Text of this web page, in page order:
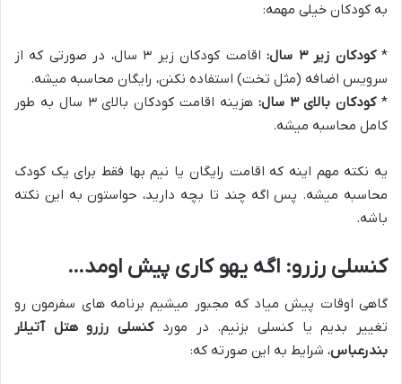
به کودکان خیلی مهمه:
*کودکان زیر ۳ سال:
اقامت کودکان زیر ۳ سال، در صورتی که از
سرویس اضافه (مثل تخت) استفاده نکنن، رایگان محاسبه میشه.
*کودکان بالای ۳ سال:
هزینه اقامت کودکان بالای ۳ سال به طور
کامل محاسبه میشه.
یه نکته مهم اینه که اقامت رایگان یا نیم بها فقط برای یک کودک
محاسبه میشه. پس اگه چند تا بچه دارید، حواستون به این نکته
باشه.
کنسلی رزرو: اگه یهو کاری پیش اومد…
گاهی اوقات پیش میاد که مجبور میشیم برنامه های سفرمون رو
تغییر بدیم یا کنسلی بزنیم. در موردکنسلی رزرو هتل آتیلار
بندرعباس، شرایط به این صورته که: